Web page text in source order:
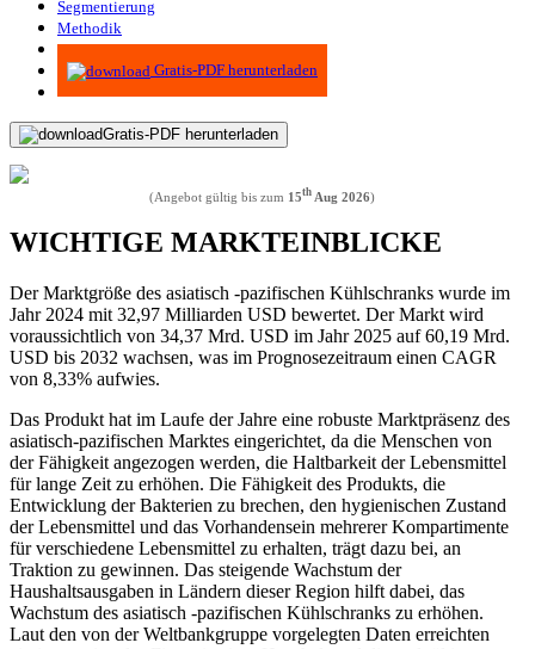
Segmentierung
Methodik
Infografiken
Gratis-PDF herunterladen
Gratis-PDF herunterladen
(Angebot gültig bis zum 15thAug 2026)
WICHTIGE MARKTEINBLICKE
Der Marktgröße des asiatisch -pazifischen Kühlschranks wurde im
Jahr 2024 mit 32,97 Milliarden USD bewertet. Der Markt wird
voraussichtlich von 34,37 Mrd. USD im Jahr 2025 auf 60,19 Mrd.
USD bis 2032 wachsen, was im Prognosezeitraum einen CAGR
von 8,33% aufwies.
Das Produkt hat im Laufe der Jahre eine robuste Marktpräsenz des
asiatisch-pazifischen Marktes eingerichtet, da die Menschen von
der Fähigkeit angezogen werden, die Haltbarkeit der Lebensmittel
für lange Zeit zu erhöhen. Die Fähigkeit des Produkts, die
Entwicklung der Bakterien zu brechen, den hygienischen Zustand
der Lebensmittel und das Vorhandensein mehrerer Kompartimente
für verschiedene Lebensmittel zu erhalten, trägt dazu bei, an
Traktion zu gewinnen. Das steigende Wachstum der
Haushaltsausgaben in Ländern dieser Region hilft dabei, das
Wachstum des asiatisch -pazifischen Kühlschranks zu erhöhen.
Laut den von der Weltbankgruppe vorgelegten Daten erreichten